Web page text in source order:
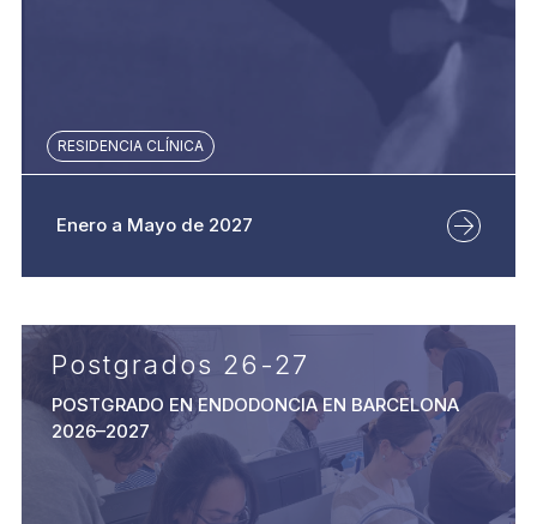
RESIDENCIA CLÍNICA
Enero a Mayo de 2027
Postgrados 26-27
POSTGRADO EN ENDODONCIA EN BARCELONA
2026–2027